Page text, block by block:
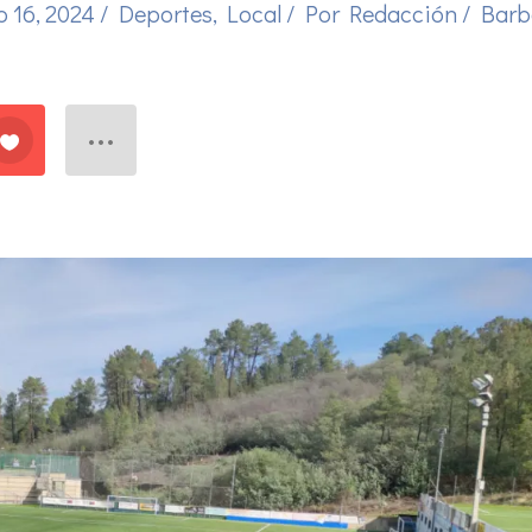
16, 2024 / Deportes, Local / Por Redacción /